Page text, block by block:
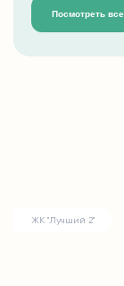
Посмотреть все
ЖК "Лучший 2"